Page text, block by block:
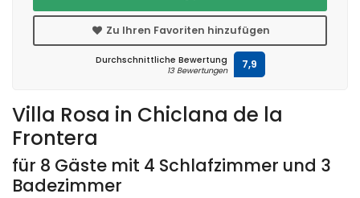
Villa Rosa in Chiclana de la
Frontera
für 8 Gäste mit 4 Schlafzimmer und 3
Badezimmer
Zu Ihren Favoriten hinzufügen
Durchschnittliche Bewertung
13 Bewertungen 7,9